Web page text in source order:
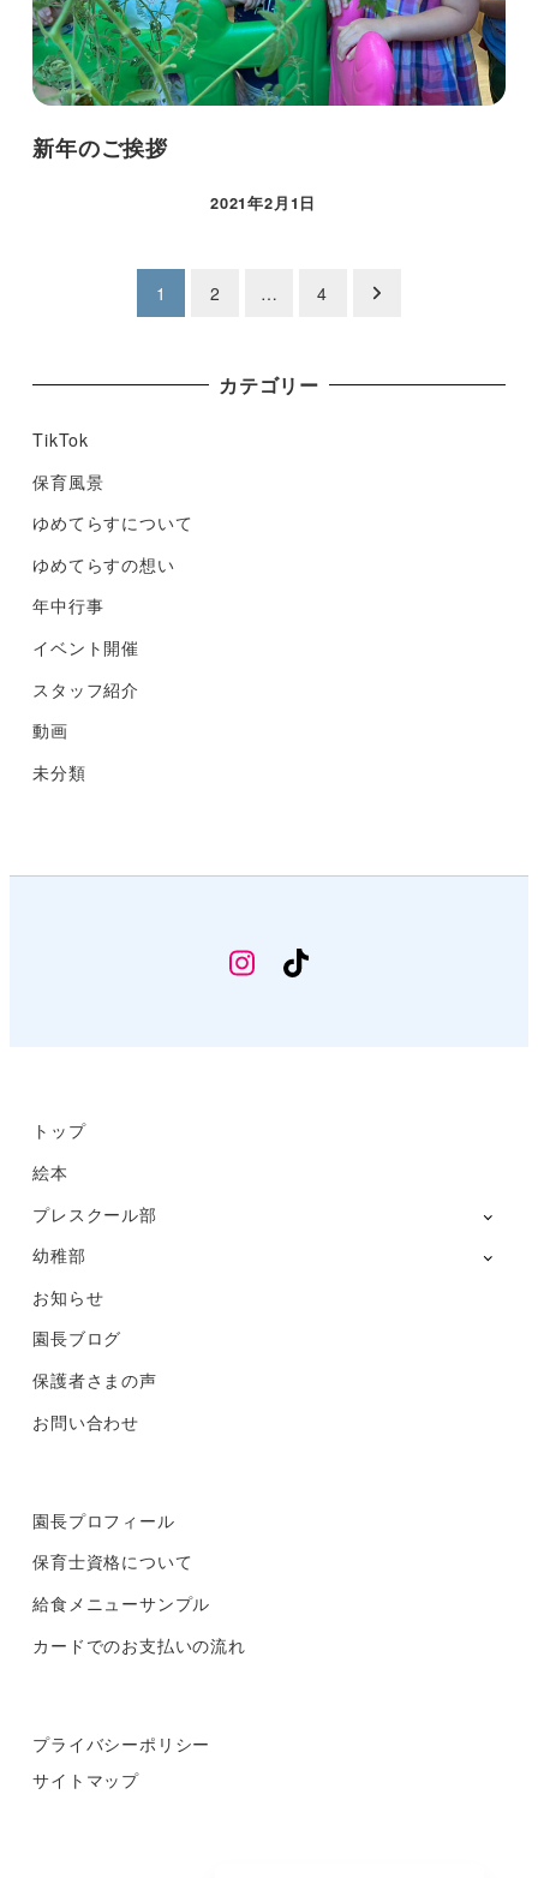
新年のご挨拶
2021年2月1日
ナ
ビ
ゲ
ー
シ
ョ
ン
1 2 … 4
カテゴリー
TikTok
保育風景
ゆめてらすについて
ゆめてらすの想い
年中行事
イベント開催
スタッフ紹介
動画
未分類
幼 TikTok
トップ
絵本
プレスクール部
幼稚部
お知らせ
園長ブログ
保護者さまの声
お問い合わせ
園長プロフィール
保育士資格について
給食メニューサンプル
カードでのお支払いの流れ
プライバシーポリシー
サイトマップ